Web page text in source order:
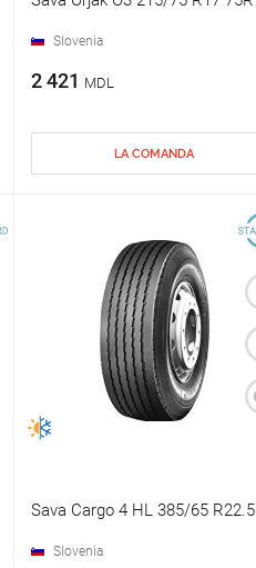
Slovenia
2 421 MDL
LA COMANDA
Sava Cargo 4 HL 385/65 R22.5
Slovenia